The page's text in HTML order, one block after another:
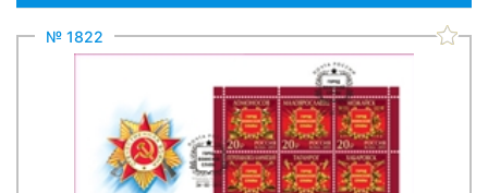
№ 1822